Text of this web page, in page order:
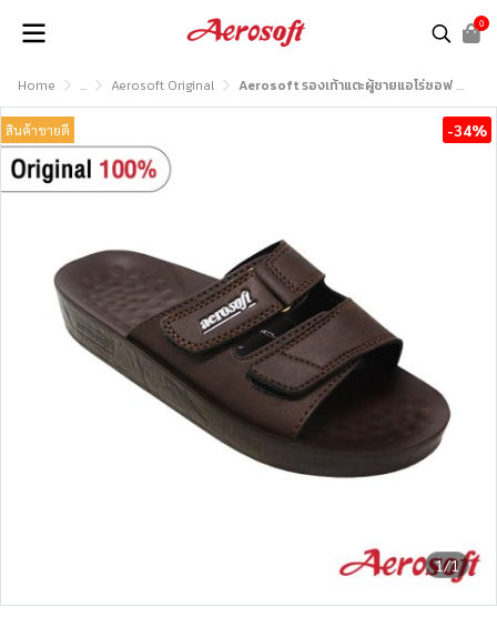
0
Home ... Aerosoft Original Aerosoft รองเท้าแตะผู้ชายแอโร่ซอฟ รุ่น MX4099
1/1
สินค้าขายดี -34%